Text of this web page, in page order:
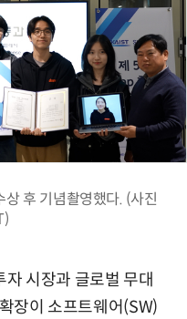
후 기념촬영했다. (사진
시장과 글로벌 무대
장이 소프트웨어(SW)